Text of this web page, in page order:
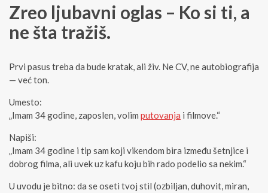
Zreo ljubavni oglas – Ko si ti, a
ne šta tražiš.
Prvi pasus treba da bude kratak, ali živ. Ne CV, ne autobiografija
— već ton.
Umesto:
„Imam 34 godine, zaposlen, volim putovanja i filmove.“
Napiši:
„Imam 34 godine i tip sam koji vikendom bira između šetnjice i
dobrog filma, ali uvek uz kafu koju bih rado podelio sa nekim.“
U uvodu je bitno: da se oseti tvoj stil (ozbiljan, duhovit, miran,